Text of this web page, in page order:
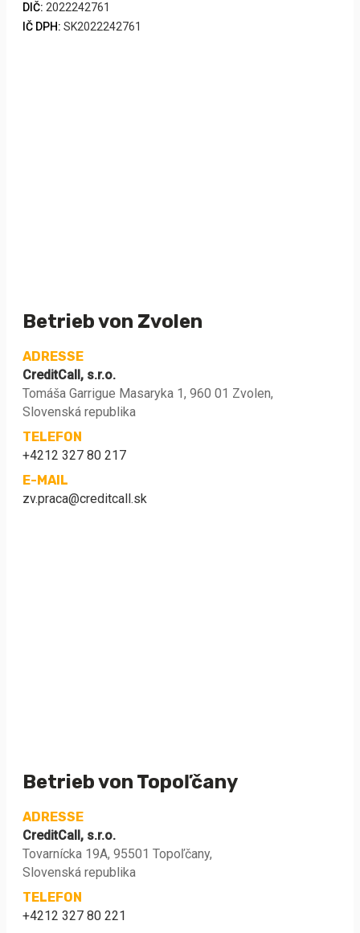
DIČ: 2022242761
IČ DPH: SK2022242761
Betrieb von Zvolen
ADRESSE
CreditCall, s.r.o.
Tomáša Garrigue Masaryka 1, 960 01 Zvolen,
Slovenská republika
TELEFON
+4212 327 80 217
E-MAIL
zv.praca@creditcall.sk
Betrieb von Topoľčany
ADRESSE
CreditCall, s.r.o.
Tovarnícka 19A, 95501 Topoľčany,
Slovenská republika
TELEFON
+4212 327 80 221